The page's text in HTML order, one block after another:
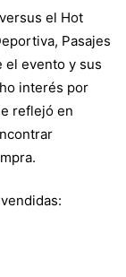
el Hot
Pasajes
el evento y sus
interés por
reflejó en